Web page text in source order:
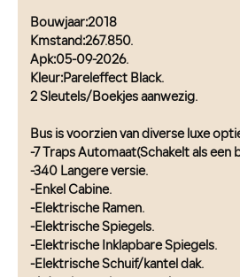
Bouwjaar:2018
Kmstand:267.850.
Apk:05-09-2026.
Kleur:Pareleffect Black.
2 Sleutels/Boekjes aanwezig.
Bus is voorzien van diverse luxe
-7 Traps Automaat(Schakelt als een
-340 Langere versie.
-Enkel Cabine.
-Elektrische Ramen.
-Elektrische Spiegels.
-Elektrische Inklapbare Spiegels.
-Elektrische Schuif/kantel dak.